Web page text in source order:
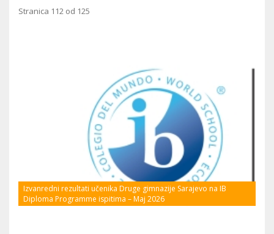
Stranica 112 od 125
Izvanredni rezultati učenika Druge gimnazije Sarajevo na IB
Diploma Programme ispitima – Maj 2026